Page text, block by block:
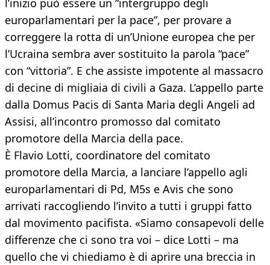
l’inizio può essere un “intergruppo degli
europarlamentari per la pace”, per provare a
correggere la rotta di un’Unione europea che per
l’Ucraina sembra aver sostituito la parola “pace”
con “vittoria”. E che assiste impotente al massacro
di decine di migliaia di civili a Gaza. L’appello parte
dalla Domus Pacis di Santa Maria degli Angeli ad
Assisi, all’incontro promosso dal comitato
promotore della Marcia della pace.
È Flavio Lotti, coordinatore del comitato
promotore della Marcia, a lanciare l’appello agli
europarlamentari di Pd, M5s e Avis che sono
arrivati raccogliendo l’invito a tutti i gruppi fatto
dal movimento pacifista. «Siamo consapevoli delle
differenze che ci sono tra voi – dice Lotti – ma
quello che vi chiediamo è di aprire una breccia in